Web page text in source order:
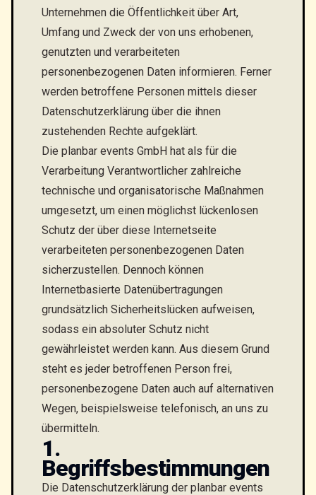
Unternehmen die Öffentlichkeit über Art,
Umfang und Zweck der von uns erhobenen,
genutzten und verarbeiteten
personenbezogenen Daten informieren. Ferner
werden betroffene Personen mittels dieser
Datenschutzerklärung über die ihnen
zustehenden Rechte aufgeklärt.
Die planbar events GmbH hat als für die
Verarbeitung Verantwortlicher zahlreiche
technische und organisatorische Maßnahmen
umgesetzt, um einen möglichst lückenlosen
Schutz der über diese Internetseite
verarbeiteten personenbezogenen Daten
sicherzustellen. Dennoch können
Internetbasierte Datenübertragungen
grundsätzlich Sicherheitslücken aufweisen,
sodass ein absoluter Schutz nicht
gewährleistet werden kann. Aus diesem Grund
steht es jeder betroffenen Person frei,
personenbezogene Daten auch auf alternativen
Wegen, beispielsweise telefonisch, an uns zu
übermitteln.
1.
Begriffsbestimmungen
Die Datenschutzerklärung der planbar events